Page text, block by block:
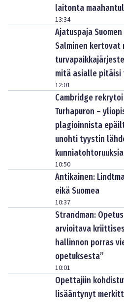
laitonta
13:34
Ajatuspaja
Salminen kertovat
mitä asialle pitäisi
12:01
Cambridge
Turhapuron –
plagioinnista
unohti tyystin
10:50
Antikainen:
eikä Suomea
10:37
Strandman:
arvioitava
hallinnon porras
opetuksesta”
10:01
Opettajiin
lisääntynyt